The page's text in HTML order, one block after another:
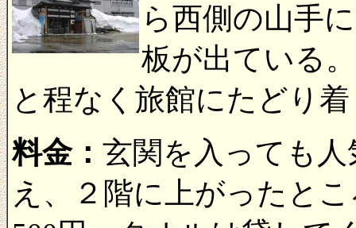
ら西側の山手
板が出ている
と程なく旅館にたどり
料金： 玄関を入っても
え、２階に上がったと